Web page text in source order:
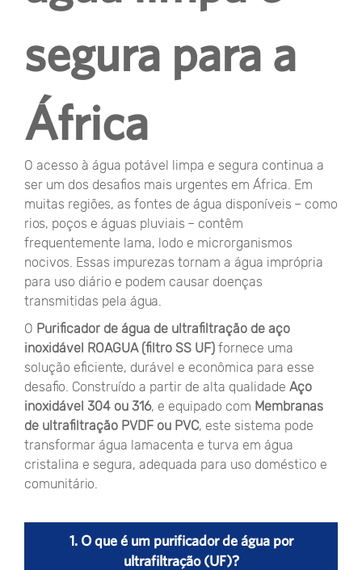
segura para a
África
O acesso à água potável limpa e segura continua a
ser um dos desafios mais urgentes em África. Em
muitas regiões, as fontes de água disponíveis – como
rios, poços e águas pluviais – contêm
frequentemente lama, lodo e microrganismos
nocivos. Essas impurezas tornam a água imprópria
para uso diário e podem causar doenças
transmitidas pela água.
O Purificador de água de ultrafiltração de aço
inoxidável ROAGUA (filtro SS UF) fornece uma
solução eficiente, durável e econômica para esse
desafio. Construído a partir de alta qualidade Aço
inoxidável 304 ou 316, e equipado com Membranas
de ultrafiltração PVDF ou PVC, este sistema pode
transformar água lamacenta e turva em água
cristalina e segura, adequada para uso doméstico e
comunitário.
1. O que é um purificador de água por
ultrafiltração (UF)?